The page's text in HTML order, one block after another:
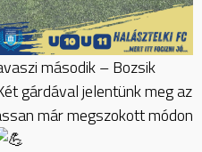
második – Bozsik
gárdával jelentünk meg az
már megszokott módon